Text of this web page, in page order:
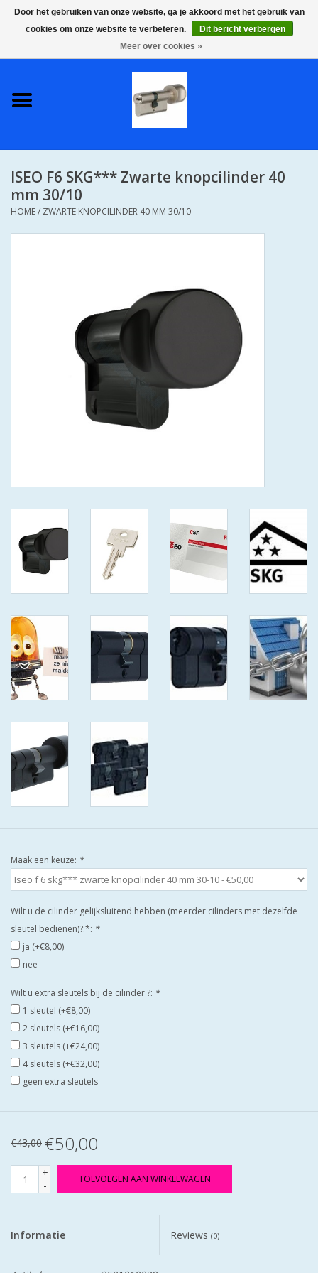
0 Artikelen - €0,00
S2 COMPLETE VEILIGE
SKG**
IEDERE GEWENSTE MAAT MET
S2 CILINDERSLOTEN IN IEDERE
GEWENSTE MAAT MET
KEERSLEUTEL
(GAATJES)VEILIGE
GENUMMERDE SLEUTELS
VEILIGE SLEUTELS SKG***
ISEO F 6 EXTRA S
ANTIKERNTREK IN IEDERE
ISEO F9 ANTIKERNTREK IN
IEDERE GEWENSTE MAAT MET
GEWONE SLEUTELS MET
CERTIFICAAT SKG***
BOLD ELECTRONISCHE
CILINDERS OPEN JE SLOT MET
TELEFOON OF CLICKER WIFI
AFSTAND.
DEURSCHILDEN VOOR
BUITEN
waakborden
ISEO F6 SKG*** Zwarte knopcilinder 40
mm 30/10
HOME/ ZWARTE KNOPCILINDER 40 MM 30/10
Maak een keuze: *
Wilt u de cilinder gelijksluitend hebben (meerder cilinders met dezelfde
sleutel bedienen)?:*: *
ja (+€8,00)
nee
Wilt u extra sleutels bij de cilinder ?: *
1 sleutel (+€8,00)
2 sleutels (+€16,00)
3 sleutels (+€24,00)
4 sleutels (+€32,00)
geen extra sleutels
€43,00 €50,00
+
-
TOEVOEGEN AAN WINKELWAGEN
Informatie Reviews (0)
Door het gebruiken van onze website, ga je akkoord met het gebruik van
cookies om onze website te verbeteren.
Dit bericht verbergen
Meer over cookies »